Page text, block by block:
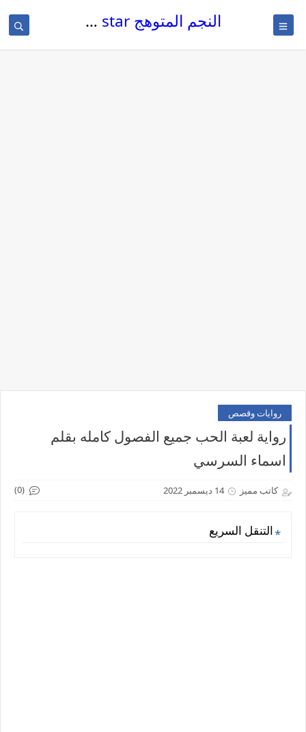
النجم المتوهج The glowing star
روايات وقصص
رواية لعبة الحب جميع الفصول كامله بقلم
اسماء السرسي
كاتب مميز 14 ديسمبر 2022 (0)
التنقل السريع